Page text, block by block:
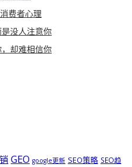
费者心理
没人注意你
却难相信你
GEO google更新 SEO策略 SEO趋